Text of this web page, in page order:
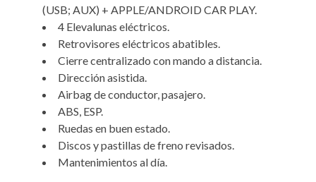
(USB; AUX) + APPLE/ANDROID CAR PLAY.
4 Elevalunas eléctricos.
Retrovisores eléctricos abatibles.
Cierre centralizado con mando a distancia.
Dirección asistida.
Airbag de conductor, pasajero.
ABS, ESP.
Ruedas en buen estado.
Discos y pastillas de freno revisados.
Mantenimientos al día.